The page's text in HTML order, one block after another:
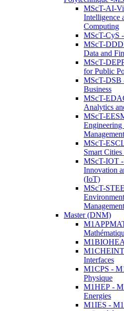
MScT-AI-
Intelligence
Computing
MScT-CyS
MScT-
Data and
MScT-
for Public
MScT-DSB
Business
MScT-
Analytics
MScT-
Engineering
Management
MScT-
Smart
MScT-IOT
Innovation
(IoT)
MScT-
Management
Master (DNM)
Interfaces
M1CPS -
Physique
M1HEP -
Energies
M1IES -